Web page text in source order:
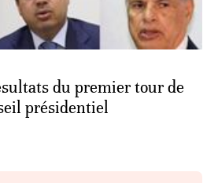
du premier tour de
présidentiel